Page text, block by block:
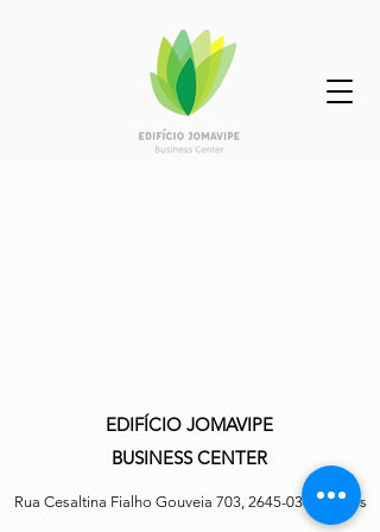
EDIFÍCIO JOMAVIPE
BUSINESS CENTER
Rua Cesaltina Fialho Gouveia 703, 2645-038 Cascais